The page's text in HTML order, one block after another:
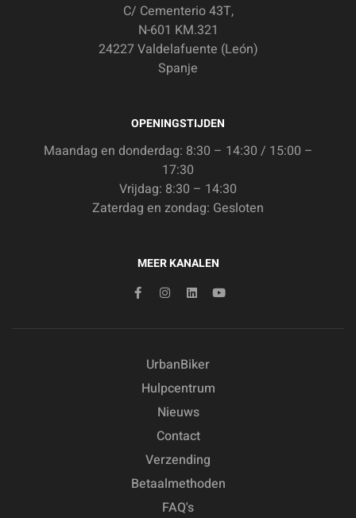
C/ Cementerio 43T,
N-601 KM.321
24227 Valdelafuente (León)
Spanje
OPENINGSTIJDEN
Maandag en donderdag: 8:30 – 14:30 / 15:00 –
17:30
Vrijdag: 8:30 – 14:30
Zaterdag en zondag: Gesloten
MEER KANALEN
UrbanBiker
Hulpcentrum
Nieuws
Contact
Verzending
Betaalmethoden
FAQ's